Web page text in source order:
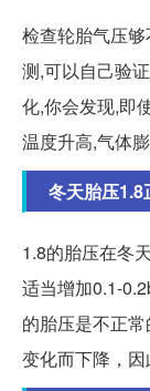
检查轮胎气压
测,可以自己验
化,你会发现,即
温度升高,气体
冬天胎压1.8
1.8的胎压在冬
适当增加0.1-
的胎压是不正
变化而下降，因